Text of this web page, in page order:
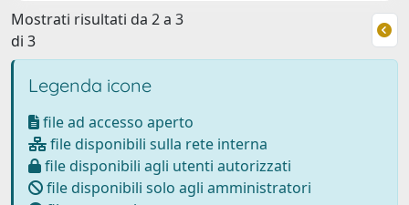
Mostrati risultati da 2 a 3
di 3
Legenda icone
file ad accesso aperto
file disponibili sulla rete interna
file disponibili agli utenti autorizzati
file disponibili solo agli amministratori